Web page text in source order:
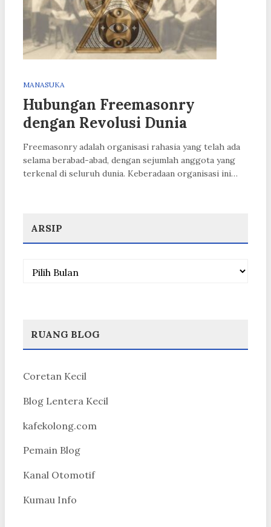
MANASUKA
Hubungan Freemasonry
dengan Revolusi Dunia
Freemasonry adalah organisasi rahasia yang telah ada
selama berabad-abad, dengan sejumlah anggota yang
terkenal di seluruh dunia. Keberadaan organisasi ini…
ARSIP
Arsip
RUANG BLOG
Coretan Kecil
Blog Lentera Kecil
kafekolong.com
Pemain Blog
Kanal Otomotif
Kumau Info